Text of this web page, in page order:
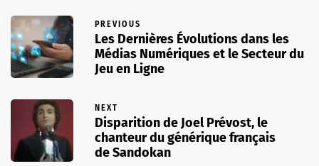
PREVIOUS
Les Dernières Évolutions dans les
Médias Numériques et le Secteur du
Jeu en Ligne
NEXT
Disparition de Joel Prévost, le
chanteur du générique français
de Sandokan